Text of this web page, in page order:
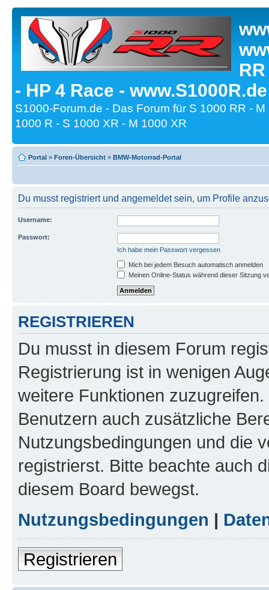
- HP 4 Race -
S1000-Forum.de - Das Forum für S 1000 RR -
1000 R - S 1000 XR - M 1000 XR
Portal » Foren-Übersicht » BMW-Motorrad-Portal
Du musst registriert und angemeldet sein, um Profile
Username:
Passwort:
Ich habe mein Passwort vergessen
Mich bei jedem Besuch automatisch anmelden
Meinen Online-Status während dieser Sitzung
REGISTRIEREN
Du musst in diesem Forum
Registrierung ist in wenigen
weitere Funktionen
Benutzern auch zusätzliche
Nutzungsbedingungen und die
registrierst. Bitte beachte auch
diesem Board bewegst.
Nutzungsbedingungen |
Registrieren